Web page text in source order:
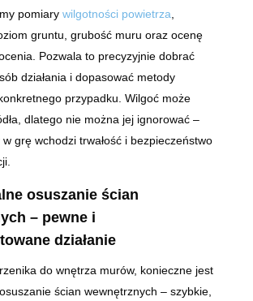
pomiary wilgotności powietrza
gruntu, grubość muru oraz ocenę
Pozwala to precyzyjnie dobrać
działania i dopasować metody
przypadku. Wilgoć może
dlatego nie można jej ignorować –
w grę wchodzi trwałość i bezpieczeństwo
osuszanie ścian
– pewne i
działanie
do wnętrza murów, konieczne jest
ścian wewnętrznych – szybkie,